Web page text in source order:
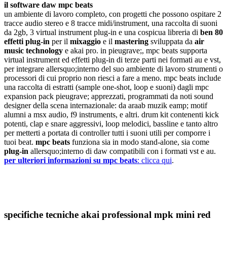
il software daw mpc beats
un ambiente di lavoro completo, con progetti che possono ospitare 2
tracce audio stereo e 8 tracce midi/instrument, una raccolta di suoni
da 2gb, 3 virtual instrument plug-in e una cospicua libreria di ben 80
effetti plug-in per il mixaggio e il mastering sviluppata da air
music technology e akai pro. in pieugrave;, mpc beats supporta
virtual instrument ed effetti plug-in di terze parti nei formati au e vst,
per integrare allersquo;interno del suo ambiente di lavoro strumenti o
processori di cui proprio non riesci a fare a meno. mpc beats include
una raccolta di estratti (sample one-shot, loop e suoni) dagli mpc
expansion pack pieugrave; apprezzati, programmati da noti sound
designer della scena internazionale: da araab muzik eamp; motif
alumni a msx audio, f9 instruments, e altri. drum kit contenenti kick
potenti, clap e snare aggressivi, loop melodici, bassline e tanto altro
per metterti a portata di controller tutti i suoni utili per comporre i
tuoi beat. mpc beats funziona sia in modo stand-alone, sia come
plug-in allersquo;interno di daw compatibili con i formati vst e au.
per ulteriori informazioni su mpc beats: clicca qui.
specifiche tecniche akai professional mpk mini red